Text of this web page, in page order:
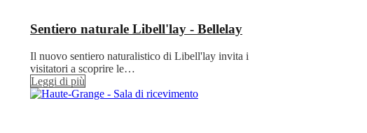
Sentiero naturale Libell'lay - Bellelay
Il nuovo sentiero naturalistico di Libell'lay invita i
visitatori a scoprire le…
Leggi di più